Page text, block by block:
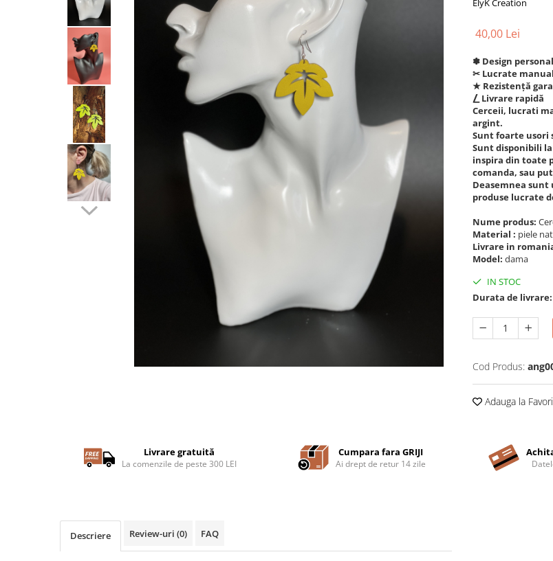
ElyK Creation
40,00 Lei
✽ Design
✂︎ Lucrate
★ Rezistență
⎳ Livrare rapidă
Cerceii, lucrati
argint.
Sunt foarte usori
Sunt disponibili
inspira din toate
comanda, sau
Deasemnea sunt
produse lucrate
Nume produs:
Material : piele
Livrare in
Model: dama
IN STOC
Durata de livrare:
Cod Produs:
Adauga la
Livrare gratuită
La comenzile de peste 300 LEI
Cumpara fara GRIJI
Ai drept de retur 14 zile
Descriere Review-uri (0) FAQ